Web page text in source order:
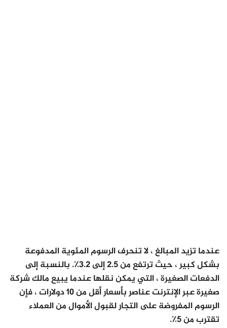
عندما تزيد المبالغ ، لا تنحرف الرسوم المئوية المدفوعة
بشكل كبير ، حيث ترتفع من 2.5 إلى 3.2٪. بالنسبة إلى
الدفعات الصغيرة ، التي يمكن نقلها عندما يبيع مالك شركة
صغيرة عبر الإنترنت عناصر بأسعار أقل من 10 دولارات ، فإن
الرسوم المفروضة على التجار لقبول الأموال من العملاء
تقترب من 5٪.